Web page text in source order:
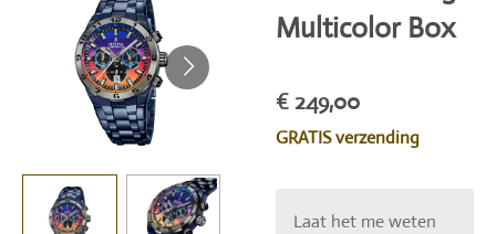
hoofdinhoud
Multicolor Box
€ 249,00
GRATIS verzending
Laat het me weten